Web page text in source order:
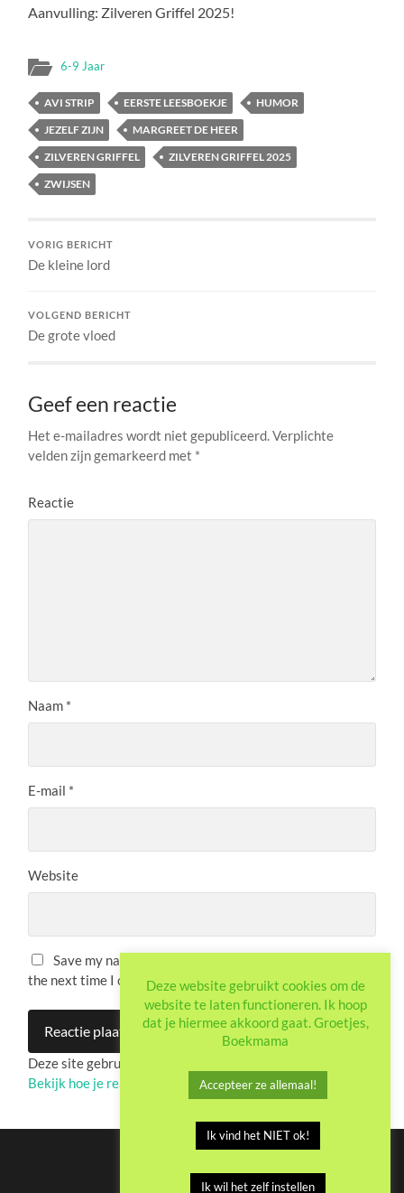
Aanvulling: Zilveren Griffel 2025!
6-9 Jaar
AVI STRIP EERSTE LEESBOEKJE
HUMOR
JEZELF ZIJN
MARGREET DE HEER
ZILVEREN GRIFFEL
ZILVEREN GRIFFEL 2025
ZWIJSEN
VORIG BERICHT
De kleine lord
VOLGEND BERICHT
De grote vloed
Geef een reactie
Het e-mailadres wordt niet gepubliceerd. Verplichte
velden zijn gemarkeerd met *
Reactie
Naam *
E-mail *
Website
Save my name, email, and website in this browser for
the next time I comment.
Deze site gebruikt Akismet om spam te verminderen.
Bekijk hoe je reactie-gegevens worden verwerkt.
Deze website gebruikt cookies om de
website te laten functioneren. Ik hoop
dat je hiermee akkoord gaat. Groetjes,
Boekmama
Accepteer ze allemaal!
Ik vind het NIET ok!
Ik wil het zelf instellen